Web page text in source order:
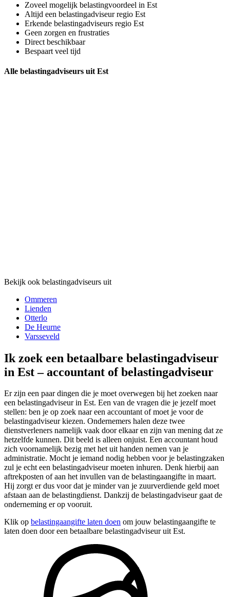
Zoveel mogelijk belastingvoordeel in Est
Altijd een belastingadviseur regio Est
Erkende belastingadviseurs regio Est
Geen zorgen en frustraties
Direct beschikbaar
Bespaart veel tijd
Alle belastingadviseurs uit Est
Bekijk ook belastingadviseurs uit
Ommeren
Lienden
Otterlo
De Heurne
Varsseveld
Ik zoek een betaalbare belastingadviseur
in Est – accountant of belastingadviseur
Er zijn een paar dingen die je moet overwegen bij het zoeken naar
een belastingadviseur in Est. Een van de vragen die je jezelf moet
stellen: ben je op zoek naar een accountant of moet je voor de
belastingadviseur kiezen. Ondernemers halen deze twee
dienstverleners namelijk vaak door elkaar en zijn van mening dat ze
hetzelfde kunnen. Dit beeld is alleen onjuist. Een accountant houd
zich voornamelijk bezig met het uit handen nemen van je
administratie. Mocht je iemand nodig hebben voor je belastingzaken
zul je echt een belastingadviseur moeten inhuren. Denk hierbij aan
aftrekposten of aan het invullen van de belastingaangifte in maart.
Hij zorgt er dus voor dat je minder van je zuurverdiende geld moet
afstaan aan de belastingdienst. Dankzij de belastingadviseur gaat de
onderneming er op vooruit.
Klik op belastingaangifte laten doen om jouw belastingaangifte te
laten doen door een betaalbare belastingadviseur uit Est.